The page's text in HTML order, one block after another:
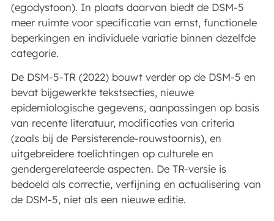
(egodystoon). In plaats daarvan biedt de DSM-5
meer ruimte voor specificatie van ernst, functionele
beperkingen en individuele variatie binnen dezelfde
categorie.
De DSM-5-TR (2022) bouwt verder op de DSM-5 en
bevat bijgewerkte tekstsecties, nieuwe
epidemiologische gegevens, aanpassingen op basis
van recente literatuur, modificaties van criteria
(zoals bij de Persisterende-rouwstoornis), en
uitgebreidere toelichtingen op culturele en
gendergerelateerde aspecten. De TR-versie is
bedoeld als correctie, verfijning en actualisering van
de DSM-5, niet als een nieuwe editie.